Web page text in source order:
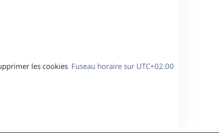
Fuseau horaire sur UTC+02:00
les cookies